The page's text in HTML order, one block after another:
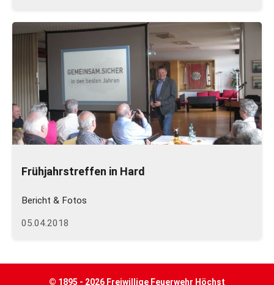
Frühjahrstreffen in Hard
Bericht & Fotos
05.04.2018
© 1895 - 2026 Freiwillige Feuerwehr Höchst